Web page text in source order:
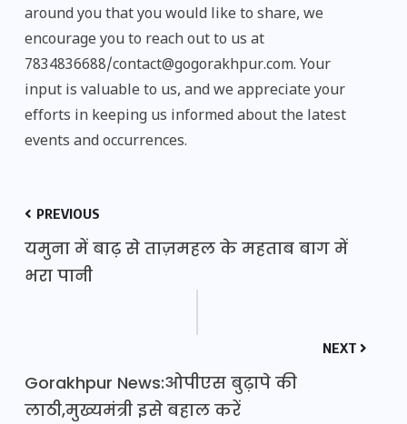
around you that you would like to share, we
encourage you to reach out to us at
7834836688/contact@gogorakhpur.com. Your
input is valuable to us, and we appreciate your
efforts in keeping us informed about the latest
events and occurrences.
PREVIOUS
यमुना में बाढ़ से ताज़महल के महताब बाग में
भरा पानी
NEXT
Gorakhpur News:ओपीएस बुढ़ापे की
लाठी,मुख्यमंत्री इसे बहाल करें